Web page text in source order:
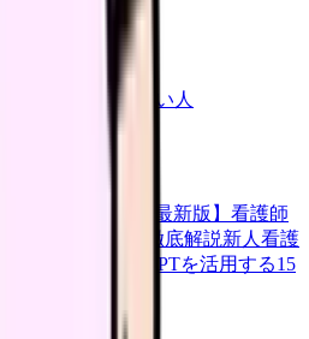
で決まらない
備をした方がよい人
TOP5【2026年最新版】 看護師
度の最新情報を徹底解説新人看護
看護師がChatGPTを活用する15